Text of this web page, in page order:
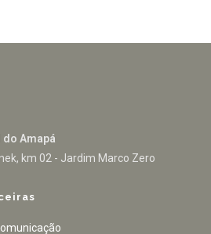
Amapá
km 02 - Jardim Marco Zero